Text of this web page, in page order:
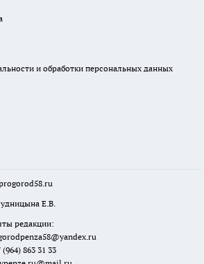
и обработки персональных данных
Е.В.
редакции:
863 31 33